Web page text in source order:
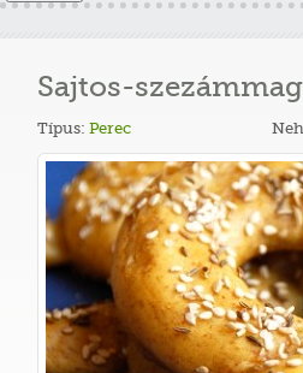
Sajtos-
Típus: Perec